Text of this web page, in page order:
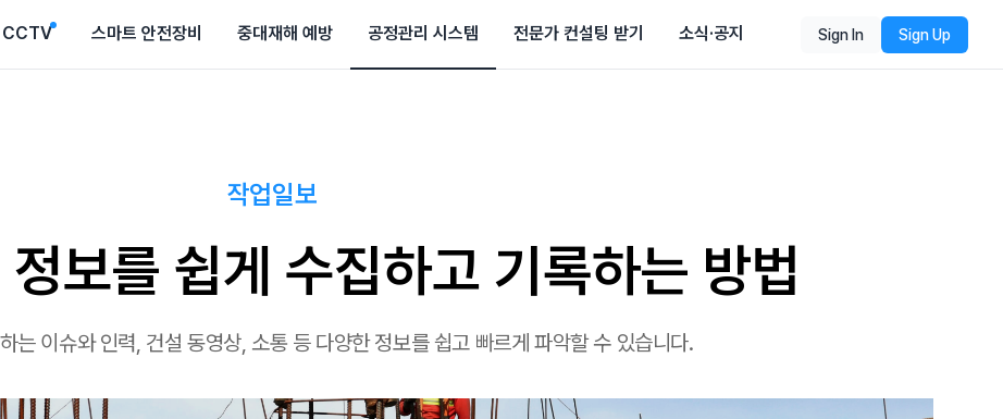
CCTV 스마트 안전장비 중대재해 예방 공정관리 시스템 전문가 컨설팅 받기 소식·공지 Sign In Sign Up
작업일보
보를 쉽게 수집하고 기록하는 방법
는 이슈와 인력, 건설 동영상, 소통 등 다양한 정보를 쉽고 빠르게 파악할 수 있습니다.